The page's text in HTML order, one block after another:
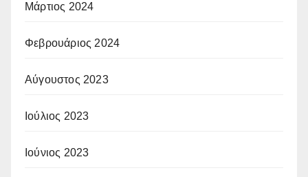
Μάρτιος 2024
Φεβρουάριος 2024
Αύγουστος 2023
Ιούλιος 2023
Ιούνιος 2023